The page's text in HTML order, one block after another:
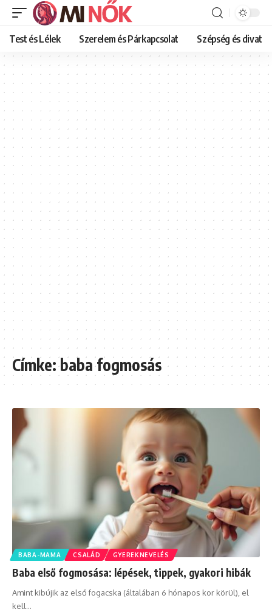
Test és Lélek Szerelem és Párkapcsolat Szépség és divat
Címke:baba fogmosás
BABA-MAMA CSALÁD GYEREKNEVELÉS
Baba első fogmosása: lépések, tippek, gyakori hibák
Amint kibújik az első fogacska (általában 6 hónapos kor körül), el
kell…